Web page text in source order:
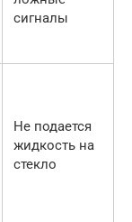
сигналы
Не подается
жидкость на
стекло